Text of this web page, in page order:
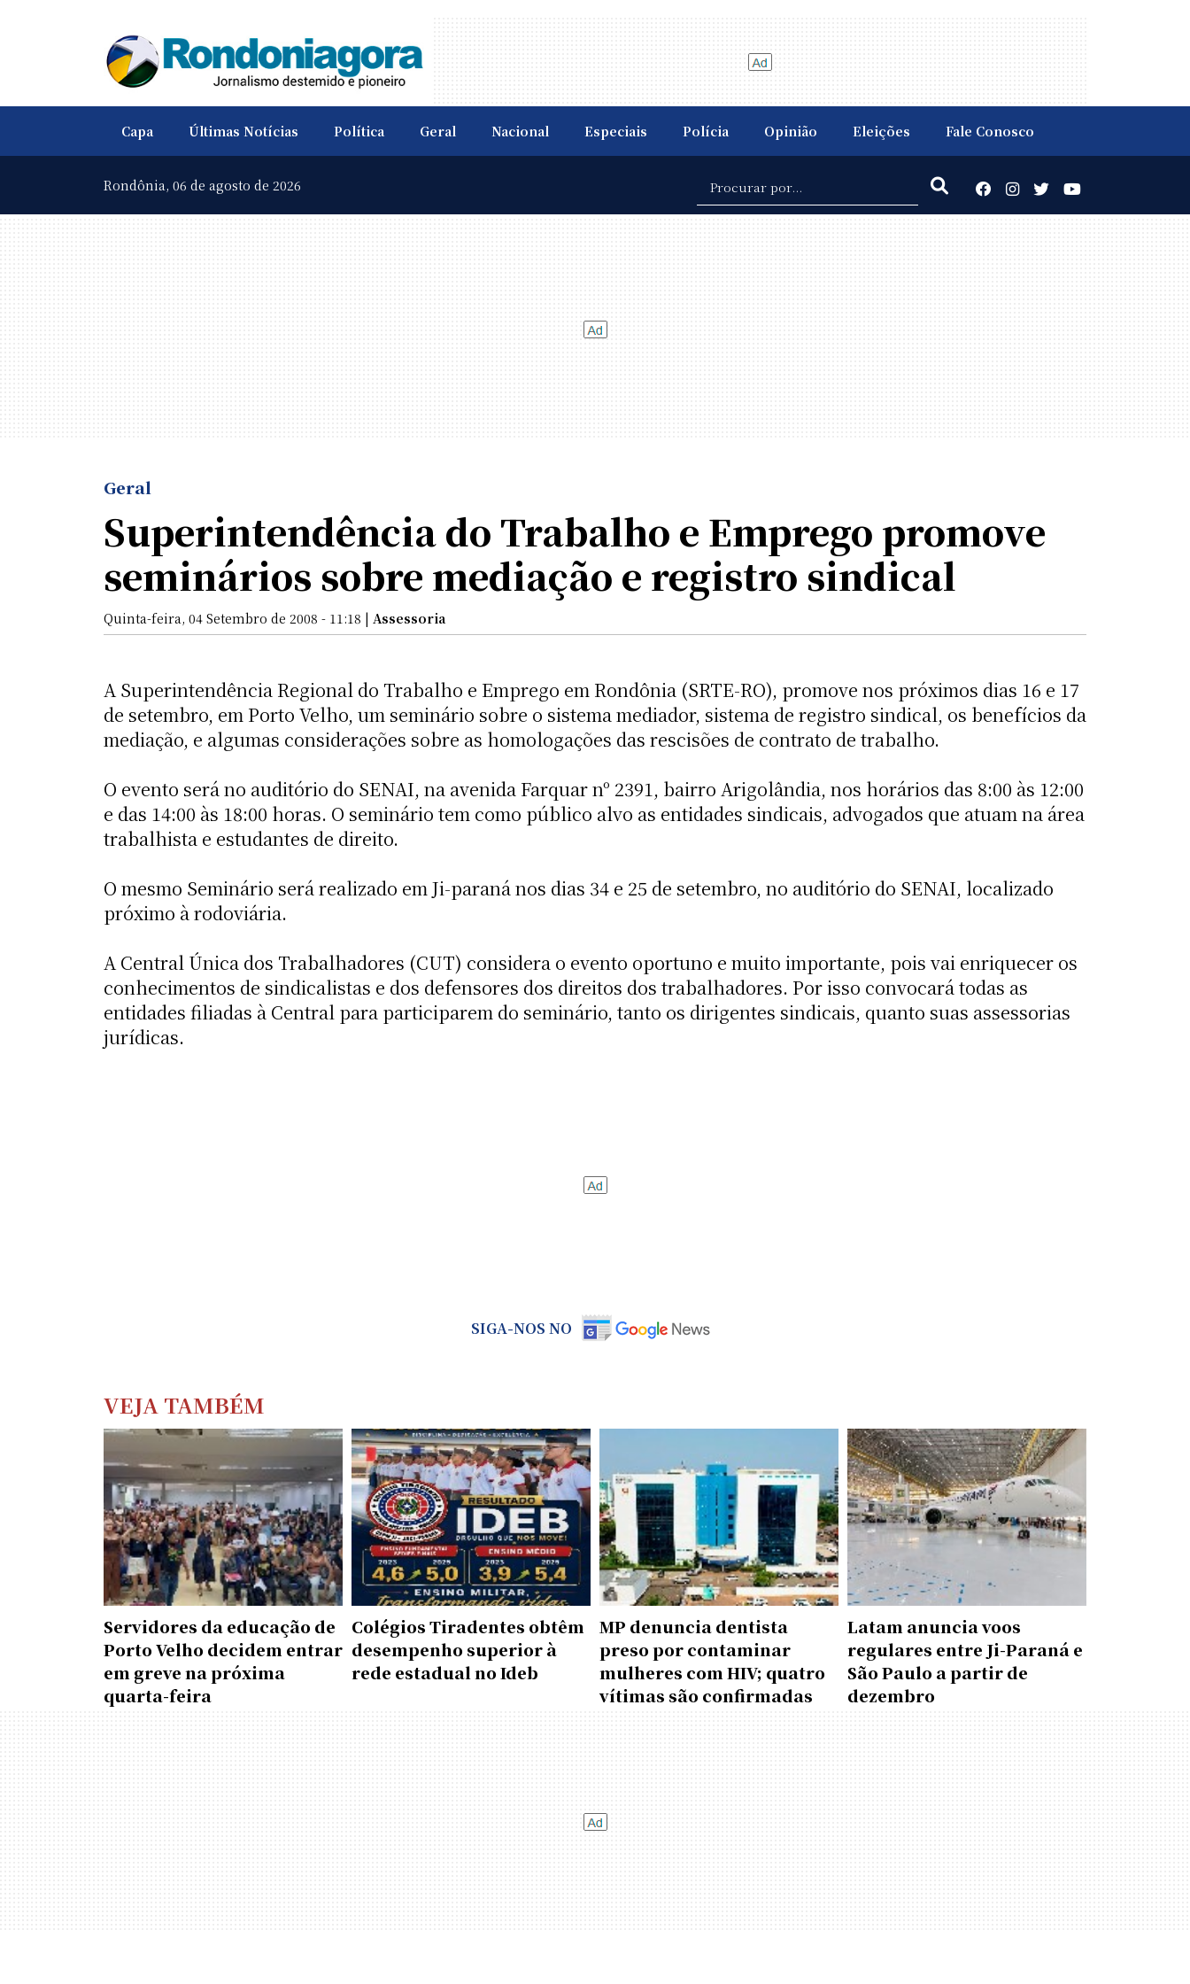
Capa Últimas Notícias Política Geral Nacional Especiais Polícia Opinião Eleições Fale Conosco
Rondônia, 06 de agosto de 2026
Geral
Superintendência do Trabalho e Emprego promove
seminários sobre mediação e registro sindical
Quinta-feira, 04 Setembro de 2008 - 11:18 | Assessoria
A Superintendência Regional do Trabalho e Emprego em Rondônia (SRTE-RO), promove nos próximos dias 16 e 17
de setembro, em Porto Velho, um seminário sobre o sistema mediador, sistema de registro sindical, os benefícios da
mediação, e algumas considerações sobre as homologações das rescisões de contrato de trabalho.
O evento será no auditório do SENAI, na avenida Farquar nº 2391, bairro Arigolândia, nos horários das 8:00 às 12:00
e das 14:00 às 18:00 horas. O seminário tem como público alvo as entidades sindicais, advogados que atuam na área
trabalhista e estudantes de direito.
O mesmo Seminário será realizado em Ji-paraná nos dias 34 e 25 de setembro, no auditório do SENAI, localizado
próximo à rodoviária.
A Central Única dos Trabalhadores (CUT) considera o evento oportuno e muito importante, pois vai enriquecer os
conhecimentos de sindicalistas e dos defensores dos direitos dos trabalhadores. Por isso convocará todas as
entidades filiadas à Central para participarem do seminário, tanto os dirigentes sindicais, quanto suas assessorias
jurídicas.
SIGA-NOS NO
VEJA TAMBÉM
Servidores da educação de
Porto Velho decidem entrar
em greve na próxima
quarta-feira
Colégios Tiradentes obtêm
desempenho superior à
rede estadual no Ideb
MP denuncia dentista
preso por contaminar
mulheres com HIV; quatro
vítimas são confirmadas
Latam anuncia voos
regulares entre Ji-Paraná e
São Paulo a partir de
dezembro